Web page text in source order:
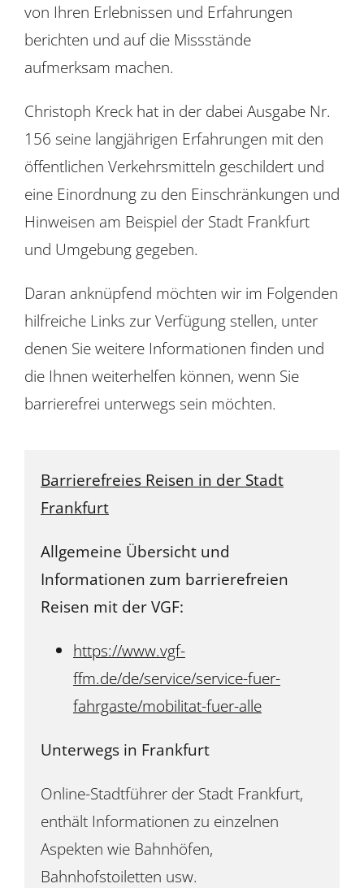
von Ihren Erlebnissen und Erfahrungen
berichten und auf die Missstände
aufmerksam machen.
Christoph Kreck hat in der dabei Ausgabe Nr.
156 seine langjährigen Erfahrungen mit den
öffentlichen Verkehrsmitteln geschildert und
eine Einordnung zu den Einschränkungen und
Hinweisen am Beispiel der Stadt Frankfurt
und Umgebung gegeben.
Daran anknüpfend möchten wir im Folgenden
hilfreiche Links zur Verfügung stellen, unter
denen Sie weitere Informationen finden und
die Ihnen weiterhelfen können, wenn Sie
barrierefrei unterwegs sein möchten.
Barrierefreies Reisen in der Stadt
Frankfurt
Allgemeine Übersicht und
Informationen zum barrierefreien
Reisen mit der VGF:
https://www.vgf-
ffm.de/de/service/service-fuer-
fahrgaste/mobilitat-fuer-alle
Unterwegs in Frankfurt
Online-Stadtführer der Stadt Frankfurt,
enthält Informationen zu einzelnen
Aspekten wie Bahnhöfen,
Bahnhofstoiletten usw.